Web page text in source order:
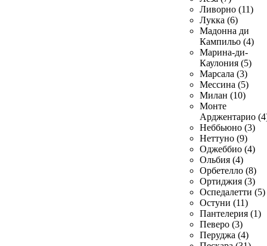
Ливорно (11)
Лукка (6)
Мадонна ди
Кампильо (4)
Марина-ди-
Каулония (5)
Марсала (3)
Мессина (5)
Милан (10)
Монте
Арджентарио
Неббьюно (3)
Неттуно (9)
Оджеббио (4)
Ольбия (4)
Орбетелло (8)
Ортиджия (3)
Оспедалетти (5)
Остуни (11)
Пантелерия (1)
Певеро (3)
Перуджа (4)